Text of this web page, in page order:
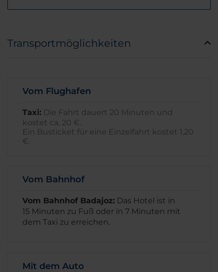
Transportmöglichkeiten
Vom Flughafen
Taxi: Die Fahrt dauert 20 Minuten und
kostet ca. 20 €.
Ein Busticket für eine Einzelfahrt kostet 1,20
€.
Vom Bahnhof
Vom Bahnhof Badajoz: Das Hotel ist in
15 Minuten zu Fuß oder in 7 Minuten mit
dem Taxi zu erreichen.
Mit dem Auto